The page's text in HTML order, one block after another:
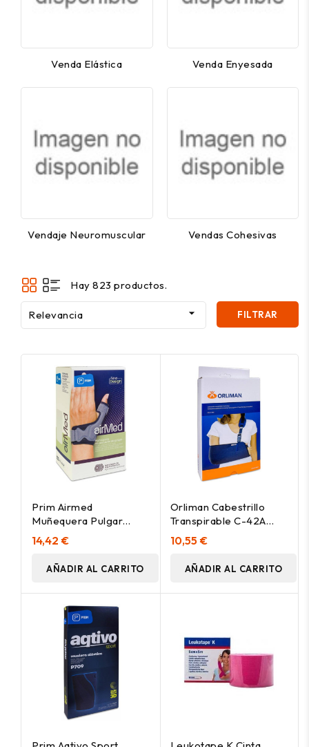
Venda Elástica Venda Enyesada
Vendaje Neuromuscular Vendas Cohesivas
Hay 823 productos.
Relevancia  FILTRAR
Prim Airmed
Muñequera Pulgar
Am202G, 14-18 Cm
14,42 €
AÑADIR AL CARRITO
Orliman Cabestrillo
Transpirable C-42A
Talla 2, 1 Ud
10,55 €
AÑADIR AL CARRITO